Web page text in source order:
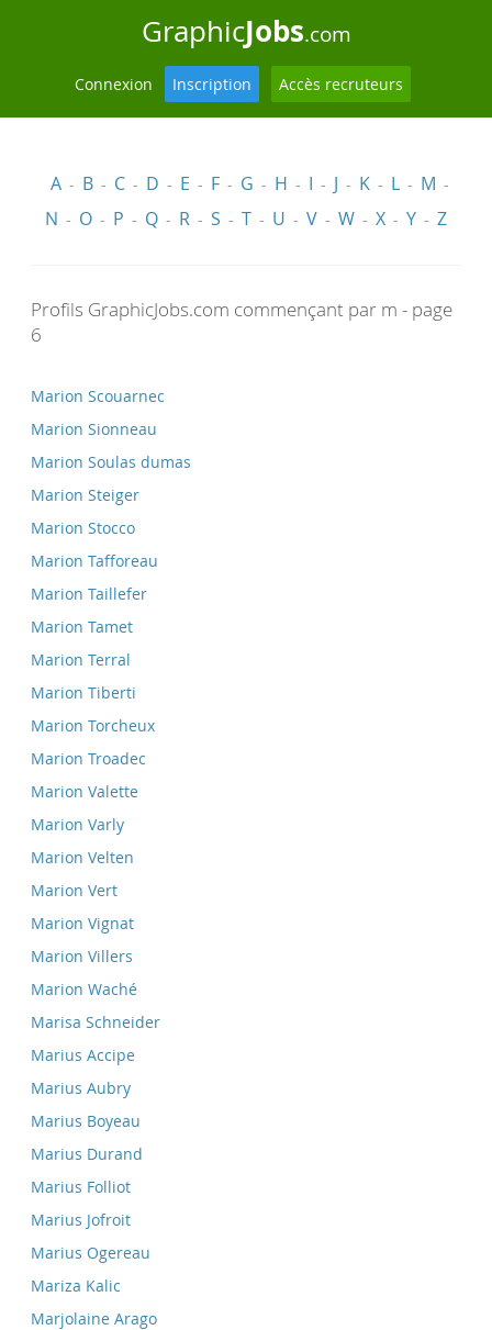
GraphicJobs.com
Connexion Inscription Accès recruteurs
A - B - C - D - E - F - G - H - I - J - K - L - M -
N - O - P - Q - R - S - T - U - V - W - X - Y - Z
Profils GraphicJobs.com commençant par m - page
6
Marion Scouarnec
Marion Sionneau
Marion Soulas dumas
Marion Steiger
Marion Stocco
Marion Tafforeau
Marion Taillefer
Marion Tamet
Marion Terral
Marion Tiberti
Marion Torcheux
Marion Troadec
Marion Valette
Marion Varly
Marion Velten
Marion Vert
Marion Vignat
Marion Villers
Marion Waché
Marisa Schneider
Marius Accipe
Marius Aubry
Marius Boyeau
Marius Durand
Marius Folliot
Marius Jofroit
Marius Ogereau
Mariza Kalic
Marjolaine Arago